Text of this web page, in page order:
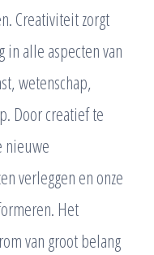
Creativiteit zorgt
alle aspecten van
wetenschap,
Door creatief te
nieuwe
verleggen en onze
Het
van groot belang